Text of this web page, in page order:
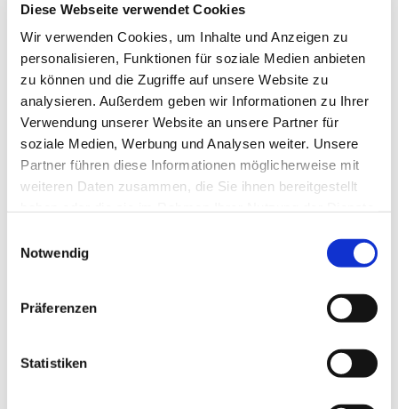
Diese Webseite verwendet Cookies
Wir verwenden Cookies, um Inhalte und Anzeigen zu
personalisieren, Funktionen für soziale Medien anbieten
zu können und die Zugriffe auf unsere Website zu
analysieren. Außerdem geben wir Informationen zu Ihrer
Verwendung unserer Website an unsere Partner für
soziale Medien, Werbung und Analysen weiter. Unsere
Partner führen diese Informationen möglicherweise mit
weiteren Daten zusammen, die Sie ihnen bereitgestellt
Notwendig
Präferenzen
Statistiken